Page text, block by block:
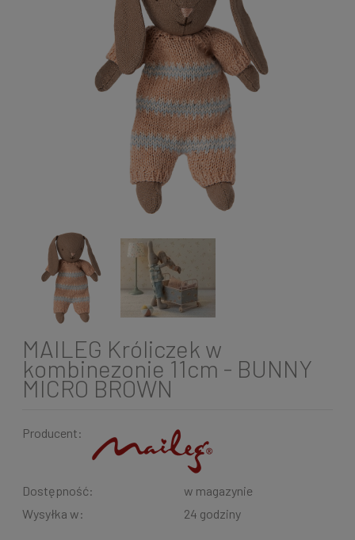
MAILEG Króliczek w
kombinezonie 11cm - BUNNY
MICRO BROWN
Producent:
Dostępność:
w magazynie
Wysyłka w:
24 godziny